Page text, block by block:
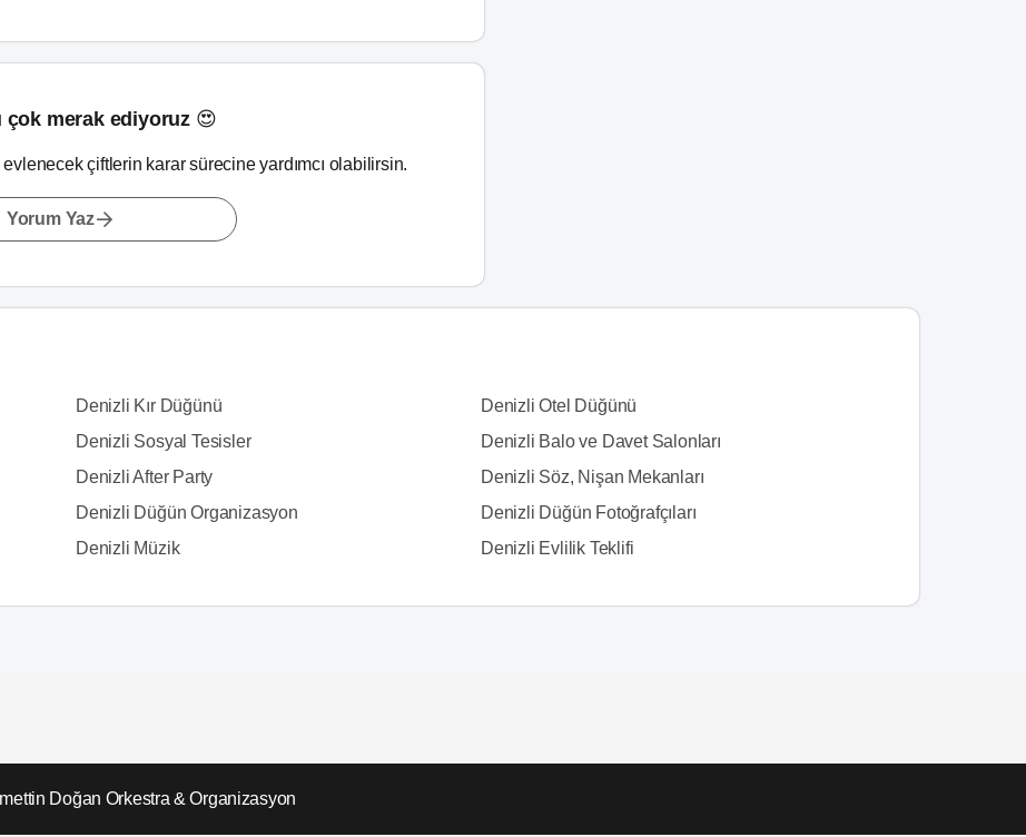
çok merak ediyoruz 😍
çiftlerin karar sürecine yardımcı olabilirsin.
Yorum Yaz
Denizli Kır Düğünü
Denizli Otel Düğünü
Denizli Sosyal Tesisler
Denizli Balo ve Davet Salonları
Denizli After Party
Denizli Söz, Nişan Mekanları
Denizli Düğün Organizasyon
Denizli Düğün Fotoğrafçıları
Denizli Müzik Denizli Evlilik Teklifi
Doğan Orkestra & Organizasyon